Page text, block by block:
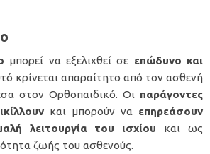
μπορεί να εξελιχθεί σε επώδυνο και
κρίνεται απαραίτητο από τον ασθενή
στον Ορθοπαιδικό. Οι παράγοντες
και μπορούν να επηρεάσουν
λειτουργία του ισχίου και ως
ζωής του ασθενούς.